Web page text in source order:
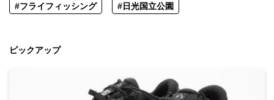
#フライフィッシング #日光国立公園
ピックアップ